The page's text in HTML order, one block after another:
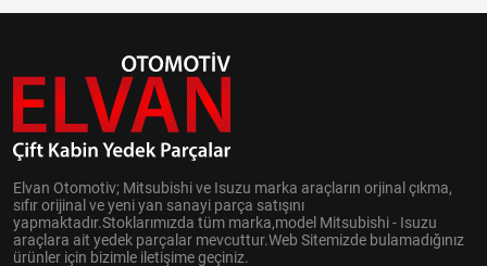
Elvan Otomotiv; Mitsubishi ve Isuzu marka araçların orjinal çıkma,
sıfır orijinal ve yeni yan sanayi parça satışını
yapmaktadır.Stoklarımızda tüm marka,model Mitsubishi - Isuzu
araçlara ait yedek parçalar mevcuttur.Web Sitemizde bulamadığınız
ürünler için bizimle iletişime geçiniz.